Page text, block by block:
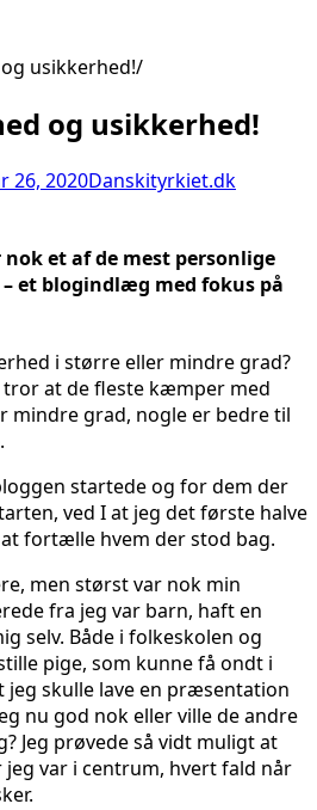
usikkerhed!
og usikkerhed!
26, 2020Danskityrkiet.dk
et af de mest personlige
et blogindlæg med fokus på
i større eller mindre grad?
tror at de fleste kæmper med
mindre grad, nogle er bedre til
startede og for dem der
ved I at jeg det første halve
fortælle hvem der stod bag.
men størst var nok min
fra jeg var barn, haft en
selv. Både i folkeskolen og
pige, som kunne få ondt i
jeg skulle lave en præsentation
nu god nok eller ville de andre
Jeg prøvede så vidt muligt at
var i centrum, hvert fald når